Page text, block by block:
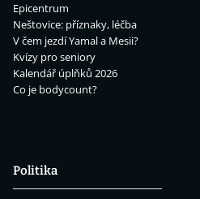
Epicentrum
Neštovice: příznaky, léčba
V čem jezdí Yamal a Mesii?
Kvízy pro seniory
Kalendář úplňků 2026
Co je bodycount?
Politika